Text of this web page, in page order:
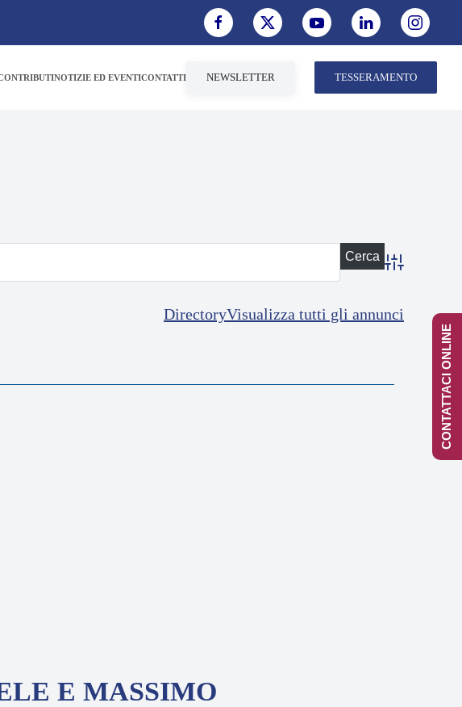
NOTIZIE ED EVENTICONTATTI NEWSLETTER TESSERAMENTO
Advanced
DirectoryVisualizza tutti gli annunci
E MASSIMO
CONTATTACI ONLINE